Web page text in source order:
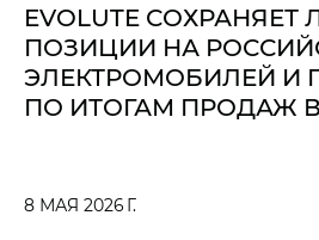
EVOLUTE
ПОЗИЦИИ НА
ЭЛЕКТРОМОБИЛЕЙ И
ПО ИТОГАМ ПРОДАЖ
8 МАЯ 2026 Г.